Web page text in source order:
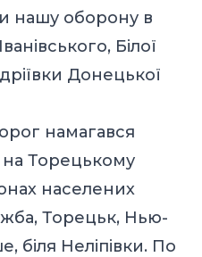
нашу оборону в
Білої
Донецької
намагався
Торецькому
населених
Торецьк, Нью-
біля Неліпівки. По